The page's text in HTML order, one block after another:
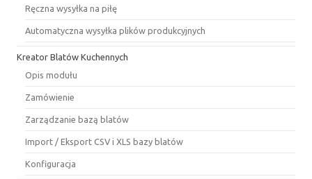
Ręczna wysyłka na piłę
Automatyczna wysyłka plików produkcyjnych
Kreator Blatów Kuchennych
Opis modułu
Zamówienie
Zarządzanie bazą blatów
Import / Eksport CSV i XLS bazy blatów
Konfiguracja